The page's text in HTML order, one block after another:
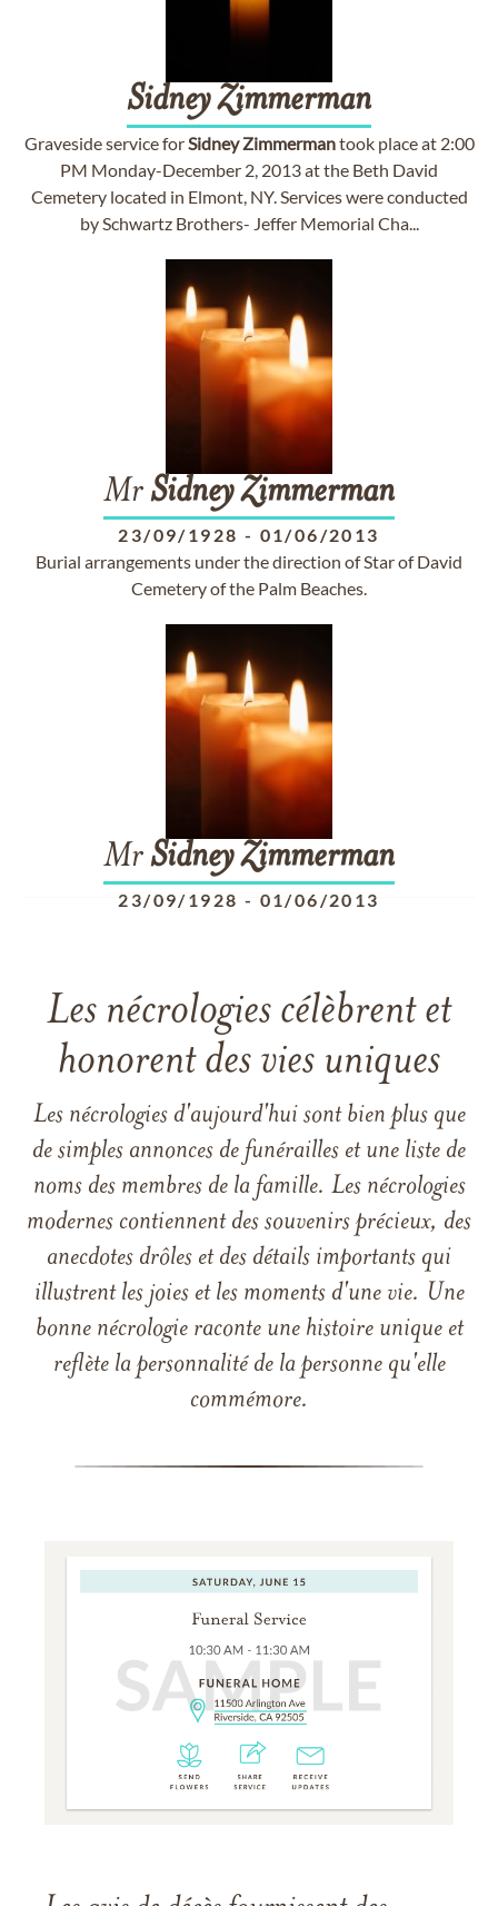
SidneyZimmerman
Graveside service forSidneyZimmermantook place at 2:00
PM Monday-December 2, 2013 at the Beth David
Cemetery located in Elmont, NY. Services were conducted
by Schwartz Brothers- Jeffer Memorial Cha...
MrSidneyZimmerman
23/09/1928 - 01/06/2013
Burial arrangements under the direction of Star of David
Cemetery of the Palm Beaches.
MrSidneyZimmerman
23/09/1928 - 01/06/2013
Les nécrologies célèbrent et
honorent des vies uniques
Les nécrologies d'aujourd'hui sont bien plus que
de simples annonces de funérailles et une liste de
noms des membres de la famille. Les nécrologies
modernes contiennent des souvenirs précieux, des
anecdotes drôles et des détails importants qui
illustrent les joies et les moments d'une vie. Une
bonne nécrologie raconte une histoire unique et
reflète la personnalité de la personne qu'elle
commémore.